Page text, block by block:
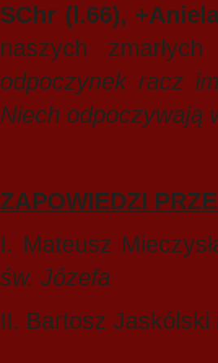
SChr (l.66),
naszych
odpoczynek racz
Niech odpoczywają
ZAPOWIEDZI
I. Mateusz
św. Józefa
II. Bartosz